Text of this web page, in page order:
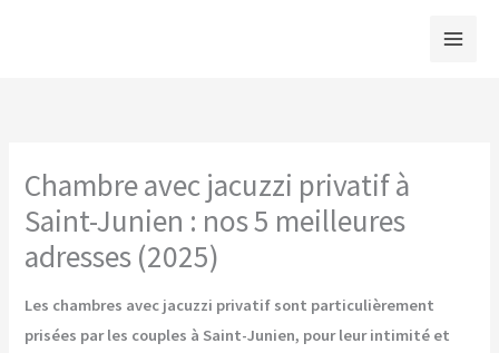
Chambre avec jacuzzi privatif à
Saint-Junien : nos 5 meilleures
adresses (2025)
Les chambres avec jacuzzi privatif sont particulièrement
prisées par les couples à Saint-Junien, pour leur intimité et